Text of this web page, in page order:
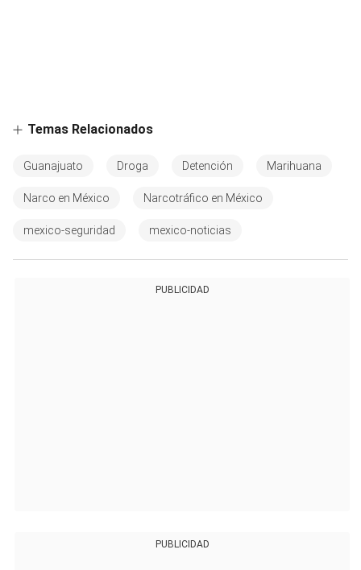
Temas Relacionados
Guanajuato Droga Detención Marihuana
Narco en México Narcotráfico en México
mexico-seguridad mexico-noticias
PUBLICIDAD
PUBLICIDAD